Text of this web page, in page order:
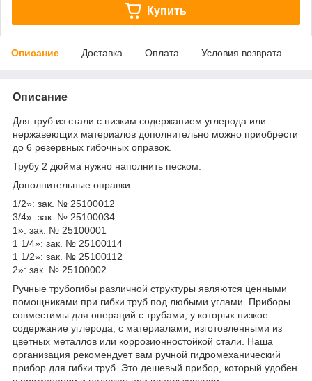
Купить
Описание Доставка Оплата Условия возврата
Описание
Для труб из стали с низким содержанием углерода или
нержавеющих материалов дополнительно можно приобрести
до 6 резервных гибочных оправок.
Трубу 2 дюйма нужно наполнить песком.
Дополнительные оправки:
1/2»: зак. № 25100012
3/4»: зак. № 25100034
1»: зак. № 25100001
1 1/4»: зак. № 25100114
1 1/2»: зак. № 25100112
2»: зак. № 25100002
Ручные трубогибы различной структуры являются ценными
помощниками при гибки труб под любыми углами. Приборы
совместимы для операций с трубами, у которых низкое
содержание углерода, с материалами, изготовленными из
цветных металлов или коррозионностойкой стали. Наша
организация рекомендует вам ручной гидромеханический
прибор для гибки труб. Это дешевый прибор, который удобен